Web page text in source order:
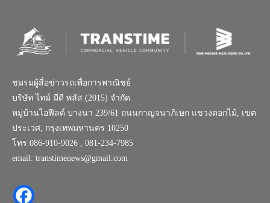
ชมรมผู้สื่อข่าวรถเพื่อการพาณิชย์
บริษัท ไทม์ มีดี พลัส (2015) จำกัด
หมู่บ้านไอฟีลด์ บางนา 239/61 ถนนกาญจนาภิเษก แขวงดอกไม้, เขต
ประเวศ, กรุงเทพมหานคร 10250
โทร.086-910-9026 , 081-234-7985
email: transtimenews@gmail.com